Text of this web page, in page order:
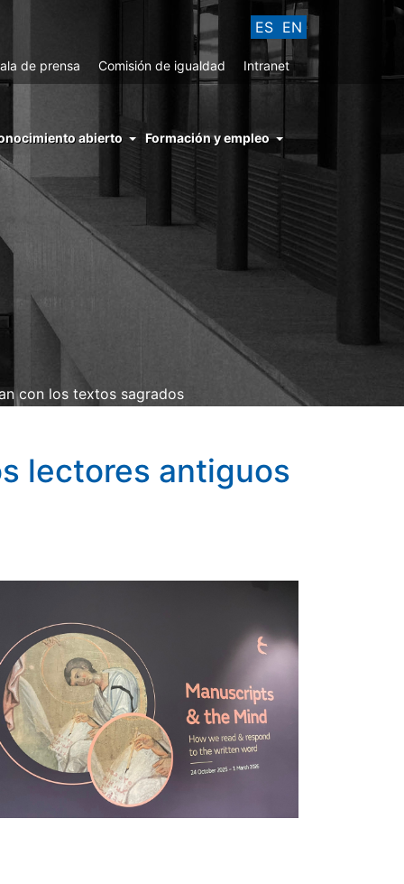
ES EN
de prensa Comisión de igualdad Intranet
abierto Formación y empleo
con los textos sagrados
lectores antiguos